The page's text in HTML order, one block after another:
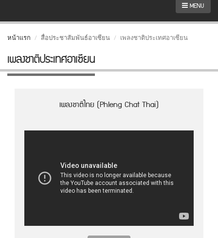
MENU
หน้าแรก สื่อประชาสัมพันธ์อาเซียน เพลงชาติประเทศอาเซียน
เพลงชาติประเทศอาเซียน
เพลงชาติไทย (Phleng Chat Thai)